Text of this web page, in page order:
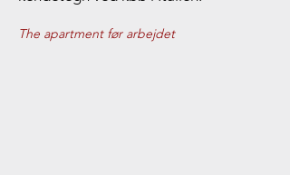
The apartment før arbejdet